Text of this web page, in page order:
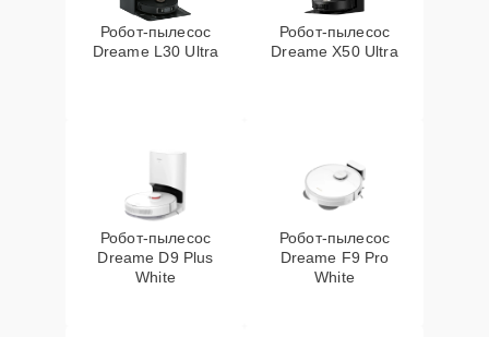
Робот-пылесос
Dreame L30 Ultra
Робот-пылесос
Dreame X50 Ultra
Робот-пылесос
Dreame D9 Plus
White
Робот-пылесос
Dreame F9 Pro
White